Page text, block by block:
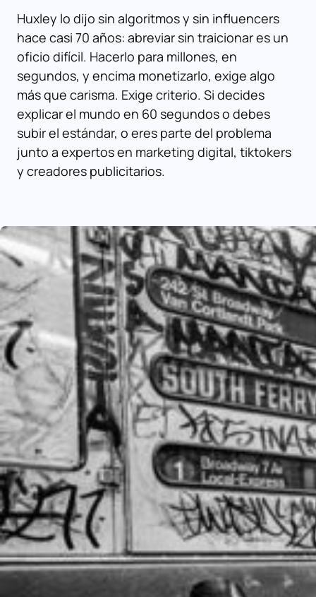
Huxley lo dijo sin algoritmos y sin influencers
hace casi 70 años: abreviar sin traicionar es un
oficio difícil. Hacerlo para millones, en
segundos, y encima monetizarlo, exige algo
más que carisma. Exige criterio. Si decides
explicar el mundo en 60 segundos o debes
subir el estándar, o eres parte del problema
junto a expertos en marketing digital, tiktokers
y creadores publicitarios.